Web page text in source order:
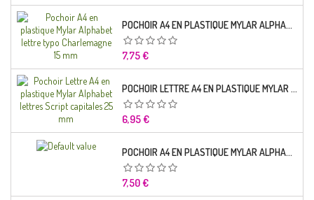
POCHOIR A4 EN PLASTIQUE MYLAR ALPHABET LETTRE TYPO RAVIE 30 MM
Prix
7,75 €
POCHOIR LETTRE A4 EN PLASTIQUE MYLAR ALPHABET LETTRES SCRIPT CAPITALES 25 MM
Prix
6,95 €
POCHOIR A4 EN PLASTIQUE MYLAR ALPHABET LETTRE TYPO SCIENCE 35 MM
Prix
7,50 €